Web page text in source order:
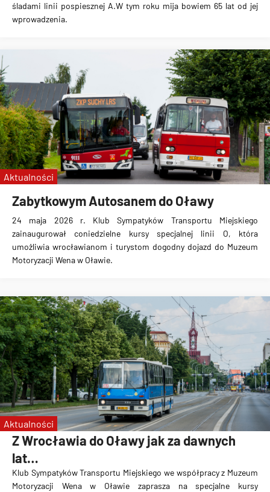
śladami linii pospiesznej A.W tym roku mija bowiem 65 lat od jej
wprowadzenia.
Zabytkowym Autosanem do Oławy
24 maja 2026 r. Klub Sympatyków Transportu Miejskiego
zainaugurował coniedzielne kursy specjalnej linii O, która
umożliwia wrocławianom i turystom dogodny dojazd do Muzeum
Motoryzacji Wena w Oławie.
Aktualności
Z Wrocławia do Oławy jak za dawnych
lat…
Klub Sympatyków Transportu Miejskiego we współpracy z Muzeum
Motoryzacji Wena w Oławie zaprasza na specjalne kursy
Aktualności